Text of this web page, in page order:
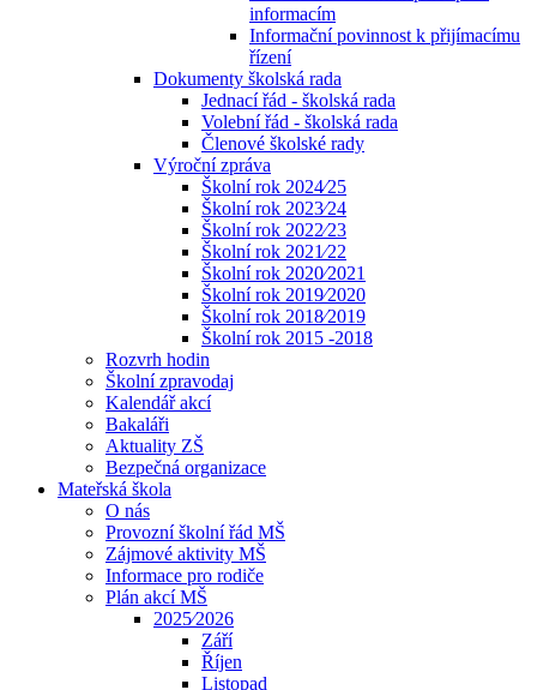
informacím
Informační povinnost k přijímacímu
řízení
Dokumenty školská rada
Jednací řád - školská rada
Volební řád - školská rada
Členové školské rady
Výroční zpráva
Školní rok 2024⁄25
Školní rok 2023⁄24
Školní rok 2022⁄23
Školní rok 2021⁄22
Školní rok 2020⁄2021
Školní rok 2019⁄2020
Školní rok 2018⁄2019
Školní rok 2015 -2018
Rozvrh hodin
Školní zpravodaj
Kalendář akcí
Bakaláři
Aktuality ZŠ
Bezpečná organizace
Mateřská škola
O nás
Provozní školní řád MŠ
Zájmové aktivity MŠ
Informace pro rodiče
Plán akcí MŠ
2025⁄2026
Září
Říjen
Listopad